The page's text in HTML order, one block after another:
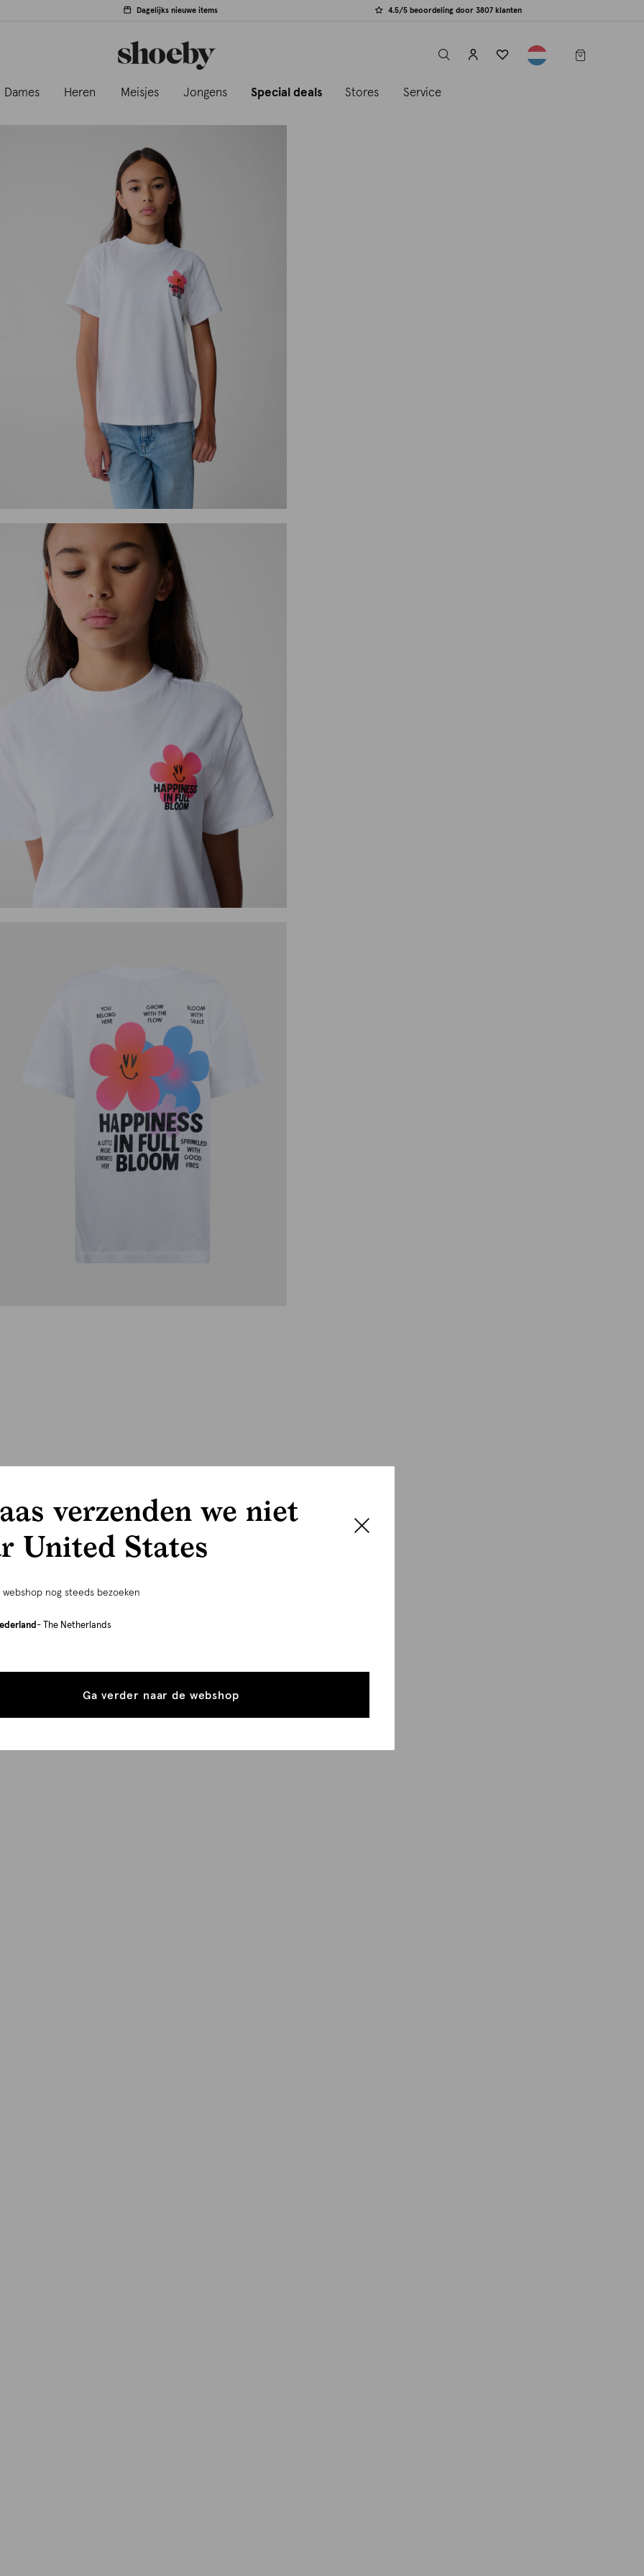
Dagelijks nieuwe items 4.5/5 beoordeling door 3807 klanten
label.header.toggle
Dames Heren Meisjes Jongens Special deals Stores Service
verzenden we niet
United States
nog steeds bezoeken
- The Netherlands
Ga verder naar de webshop